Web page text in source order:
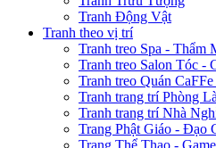
Tranh Động Vật
Tranh theo vị trí
Tranh treo Spa - Thẩm
Tranh treo Salon Tóc -
Tranh treo Quán
Tranh trang trí Phòng
Tranh trang trí Nhà
Trang Phật Giáo - Đạo
Trang Thể Thao -